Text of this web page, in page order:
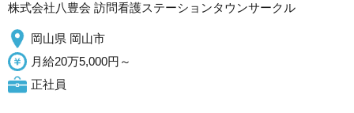
株式会社八豊会 訪問看護ステーションタウンサークル
岡山県 岡山市
月給20万5,000円～
正社員